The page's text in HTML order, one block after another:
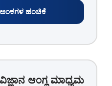
ಅಂಕಗಳ ಹಂಚಿಕೆ
ಆಂಗ್ಲ ಮಾಧ್ಯಮ